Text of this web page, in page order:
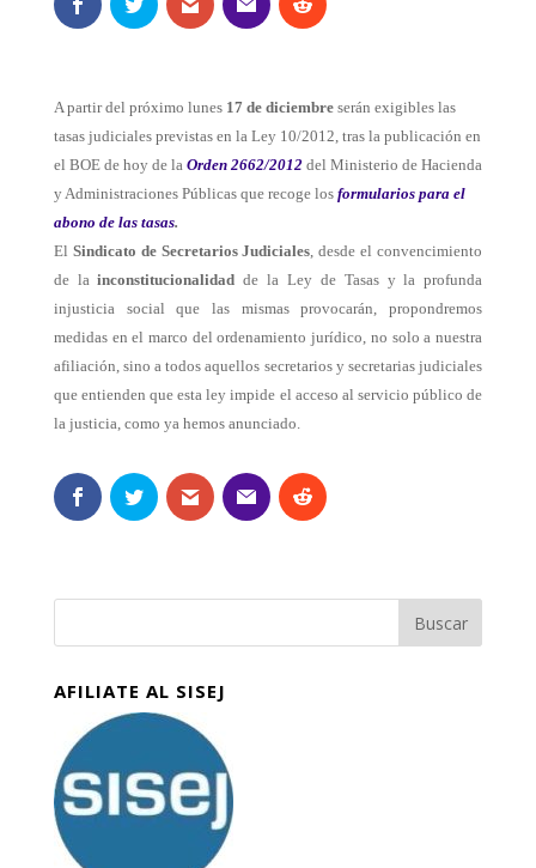
A partir del próximo lunes 17 de diciembreserán exigibles las
tasas judiciales previstas en la Ley 10/2012, tras la publicación en
el BOE de hoy de la Orden 2662/2012 del Ministerio de Hacienda
y Administraciones Públicas que recoge los formularios para el
abono de las tasas.
El Sindicato de Secretarios Judiciales, desde el convencimiento
de lainconstitucionalidadde la Ley de Tasas y la profunda
injusticia social que las mismas provocarán, propondremos
medidas en el marco del ordenamiento jurídico, no solo a nuestra
afiliación, sino a todos aquellos secretarios y secretarias judiciales
que entienden que esta ley impide el acceso al servicio público de
la justicia, como ya hemos anunciado.
AFILIATE AL SISEJ